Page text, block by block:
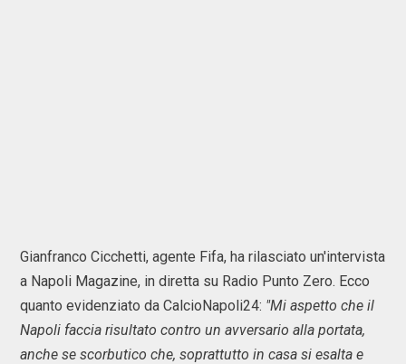
Gianfranco Cicchetti, agente Fifa, ha rilasciato un'intervista
a Napoli Magazine, in diretta su Radio Punto Zero. Ecco
quanto evidenziato da CalcioNapoli24: "Mi aspetto che il
Napoli faccia risultato contro un avversario alla portata,
anche se scorbutico che, soprattutto in casa si esalta e